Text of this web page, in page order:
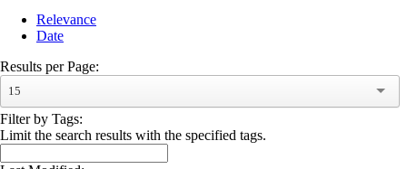
Relevance
Date
Results per Page:
15
Filter by Tags:
Limit the search results with the specified tags.